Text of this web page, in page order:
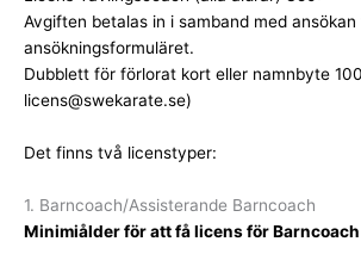
Avgiften betalas in i samband med ansökan
ansökningsformuläret.
Dubblett för förlorat kort eller namnbyte
licens@swekarate.se)
Det finns två licenstyper:
1. Barncoach/Assisterande Barncoach
Minimiålder för att få licens för Barncoach